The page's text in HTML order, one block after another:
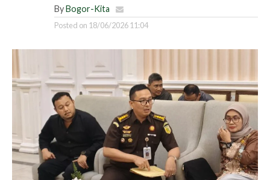
By Bogor-Kita
Posted on 18/06/2026 11:04